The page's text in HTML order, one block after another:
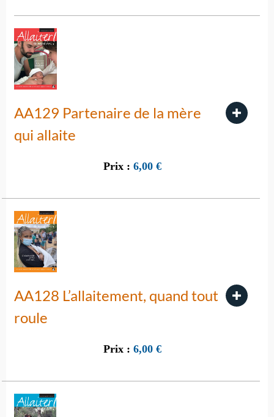
AA129 Partenaire de la mère
qui allaite
Prix : 6,00 €
AA128 L’allaitement, quand tout
roule
Prix : 6,00 €